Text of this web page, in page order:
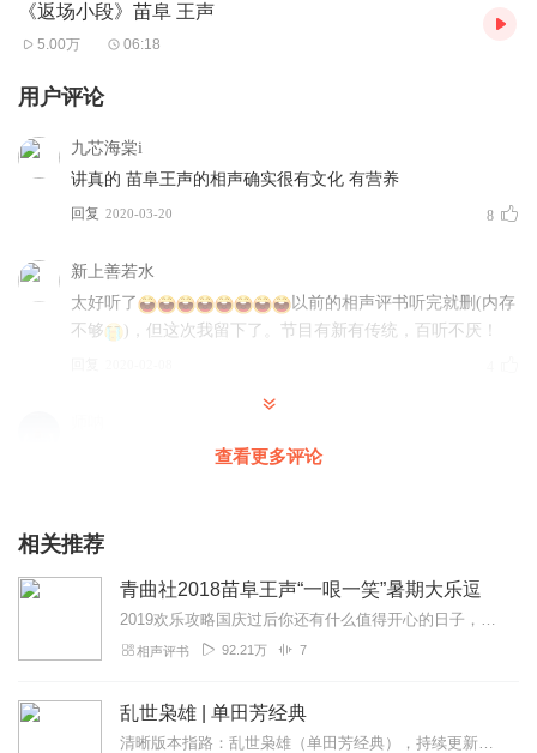
《返场小段》苗阜 王声
5.00万 06:18
用户评论
九芯海棠i
讲真的 苗阜王声的相声确实很有文化 有营养
回复 2020-03-20 8
新上善若水
太好听了
以前的相声评书听完就删(内存
不够
)，但这次我留下了。节目有新有传统，百听不厌！
青云直上，曲故情长！
末才之才
2020-02-24
好听好听好听好听好听好听
2021-08-11
查看更多评论
相关推荐
青曲社2018苗阜王声“一哏一笑”暑期大乐逗
2019欢乐攻略国庆过后你还有什么值得开心的日子，开心的事！——显然没有看看离春节假期还有多远？——显然等不起嗖嗖的北风，让你吃不了路边摊，喝不了冰啤酒，撸不了...
相声评书 92.21万 7
乱世枭雄 | 单田芳经典
清晰版本指路：乱世枭雄（单田芳经典），持续更新中《乱世枭雄》讲的是东北王张作霖和其子少帅张学良的传奇故事，是著名评书艺术家单田芳先生根据大量的历史材料和广为流传...